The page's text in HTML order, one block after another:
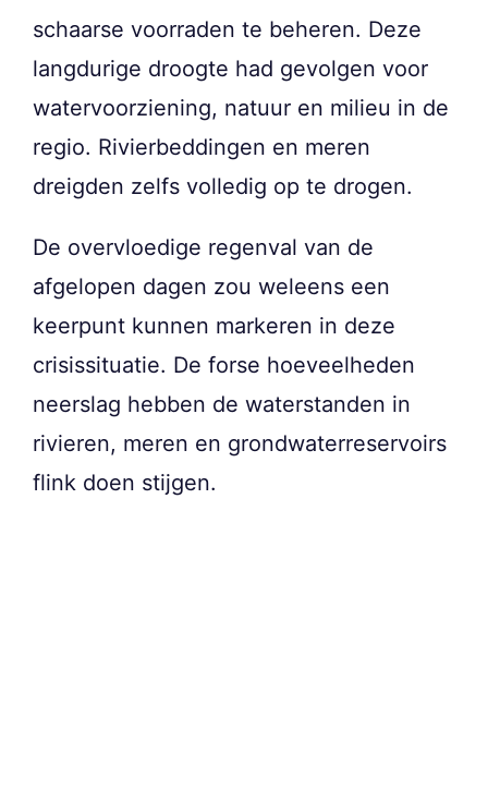
schaarse voorraden te beheren. Deze
langdurige droogte had gevolgen voor
watervoorziening, natuur en milieu in de
regio. Rivierbeddingen en meren
dreigden zelfs volledig op te drogen.
De overvloedige regenval van de
afgelopen dagen zou weleens een
keerpunt kunnen markeren in deze
crisissituatie. De forse hoeveelheden
neerslag hebben de waterstanden in
rivieren, meren en grondwaterreservoirs
flink doen stijgen.